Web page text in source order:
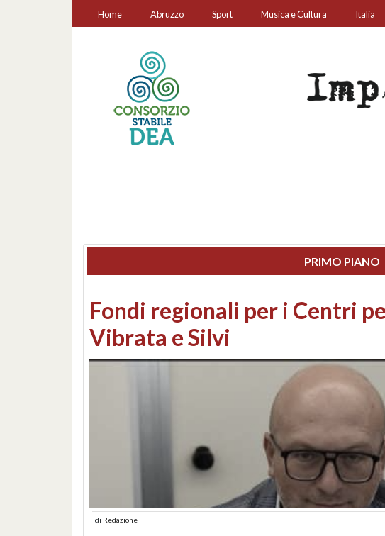
Home Abruzzo Sport Musica e Cultura Italia
PRIMO PIANO
Montesilvano, sequestrato
lungomare: contestati abusi
abusiva